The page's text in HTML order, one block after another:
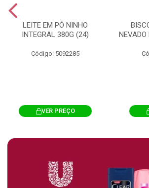
LEITE EM PÓ NINHO
INTEGRAL 380G (24)
Código: 5092285
VER PREÇO